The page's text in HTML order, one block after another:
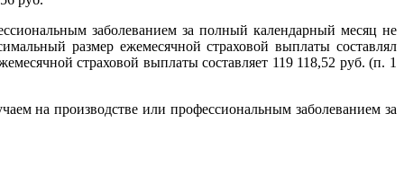
заболеванием за полный календарный месяц не
размер ежемесячной страховой выплаты составлял
страховой выплаты составляет 119 118,52 руб. (п. 1
на производстве или профессиональным заболеванием за